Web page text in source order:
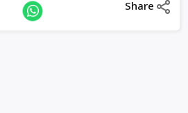
Share